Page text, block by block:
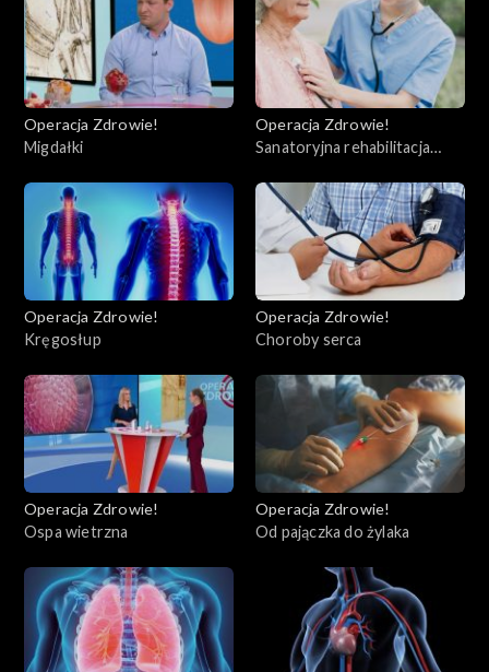
Operacja Zdrowie!
Migdałki
Operacja Zdrowie!
Sanatoryjna rehabilitacja
Operacja Zdrowie!
Kręgosłup
Operacja Zdrowie!
Choroby serca
Operacja Zdrowie!
Ospa wietrzna
Operacja Zdrowie!
Od pajączka do żylaka